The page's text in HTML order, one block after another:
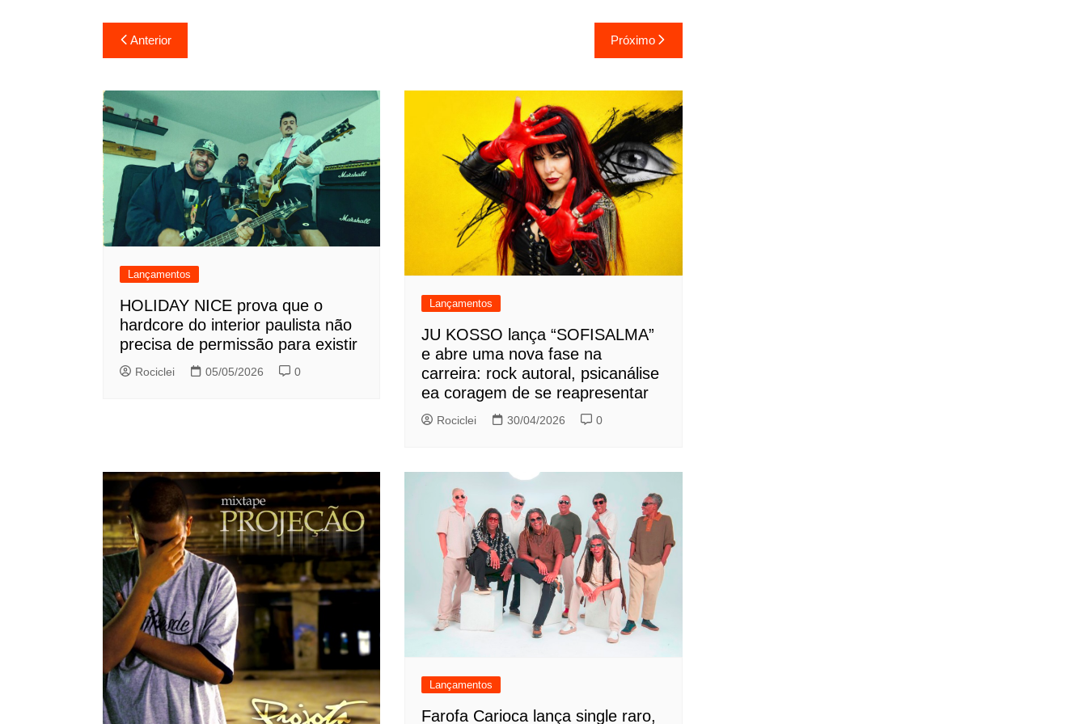
Navegação
de
Post
Anterior Próximo
Lançamentos
HOLIDAY NICE prova que o
hardcore do interior paulista não
precisa de permissão para existir
Rociclei 05/05/2026 0
Lançamentos
JU KOSSO lança “SOFISALMA”
e abre uma nova fase na
carreira: rock autoral, psicanálise
ea coragem de se reapresentar
Rociclei 30/04/2026 0
Lançamentos
Farofa Carioca lança single raro,